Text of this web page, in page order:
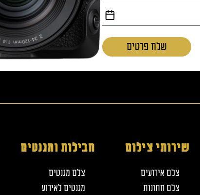
שלח פרטים
שירותי צילום
צלם אירועים
צלם חתונות
חבילות ומגנטים
צלם מגנטים
מגנטים לאירוע